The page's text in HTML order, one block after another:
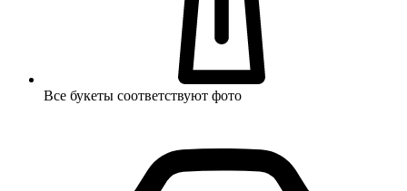
Все букеты соответствуют фото